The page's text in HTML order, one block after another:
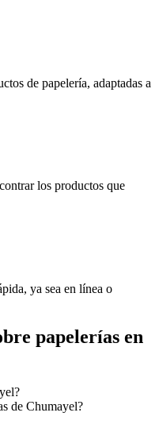
de papelería, adaptadas a
los productos que
ya sea en línea o
papelerías en
de Chumayel?